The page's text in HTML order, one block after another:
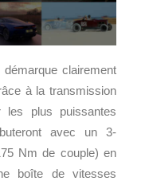
clairement
à la transmission
les plus puissantes
avec un 3-
Nm de couple) en
boîte de vitesses